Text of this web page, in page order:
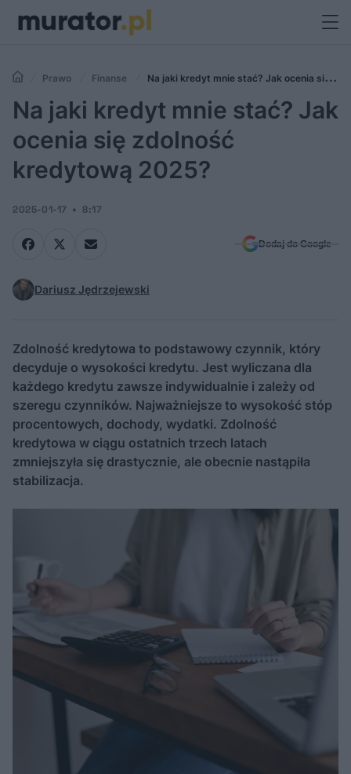
Prawo Finanse
Na jaki kredyt mnie stać? Jak ocenia się
zdolność kredytową 2025?
Na jaki kredyt mnie stać? Jak
ocenia się zdolność
kredytową 2025?
2025-01-17 8:17
Dodaj do Google
Dariusz Jędrzejewski
Zdolność kredytowa to podstawowy czynnik, który
decyduje o wysokości kredytu. Jest wyliczana dla
każdego kredytu zawsze indywidualnie i zależy od
szeregu czynników. Najważniejsze to wysokość stóp
procentowych, dochody, wydatki. Zdolność
kredytowa w ciągu ostatnich trzech latach
zmniejszyła się drastycznie, ale obecnie nastąpiła
stabilizacja.